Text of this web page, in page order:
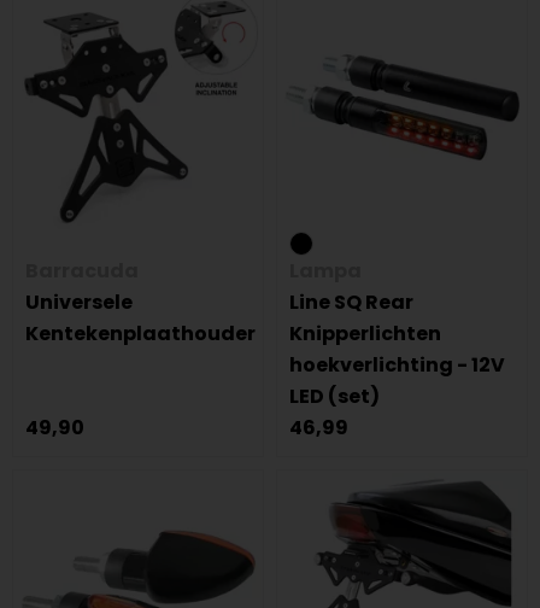
Universele
Kentekenplaathouder
49,90
Line SQ Rear
Knipperlichten
hoekverlichting - 12V
LED (set)
46,99